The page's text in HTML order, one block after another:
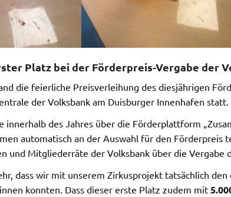
Platz bei der Förderpreis-Vergabe der
die feierliche Preisverleihung des diesjährigen
der Volksbank am Duisburger Innenhafen statt.
innerhalb des Jahres über die Förderplattform
automatisch an der Auswahl für den Förderpreis
und Mitgliederräte der Volksbank über die Vergabe
dass wir mit unserem Zirkusprojekt tatsächlich den
konnten. Dass dieser erste Platz zudem mit